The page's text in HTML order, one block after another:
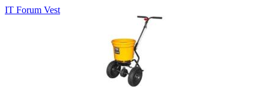
IT Forum Vest